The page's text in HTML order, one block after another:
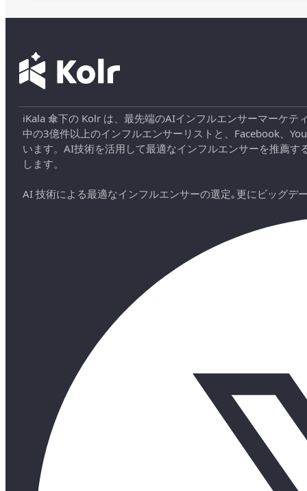
iKala 傘下の Kolr は、最先端のAIインフルエンサーマーケ
中の3億件以上のインフルエンサーリストと、Facebook、
います。AI技術を活用して最適なインフルエンサーを推薦
します。
AI 技術による最適なインフルエンサーの選定｡更にビッグデ